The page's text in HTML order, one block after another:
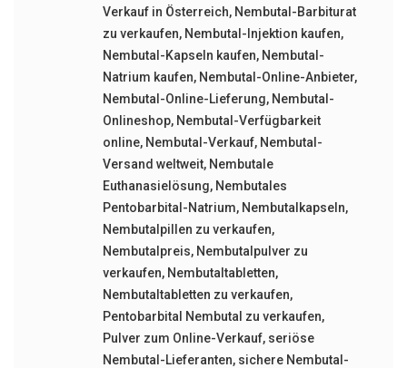
Verkauf in Österreich, Nembutal-Barbiturat
zu verkaufen, Nembutal-Injektion kaufen,
Nembutal-Kapseln kaufen, Nembutal-
Natrium kaufen, Nembutal-Online-Anbieter,
Nembutal-Online-Lieferung, Nembutal-
Onlineshop, Nembutal-Verfügbarkeit
online, Nembutal-Verkauf, Nembutal-
Versand weltweit, Nembutale
Euthanasielösung, Nembutales
Pentobarbital-Natrium, Nembutalkapseln,
Nembutalpillen zu verkaufen,
Nembutalpreis, Nembutalpulver zu
verkaufen, Nembutaltabletten,
Nembutaltabletten zu verkaufen,
Pentobarbital Nembutal zu verkaufen,
Pulver zum Online-Verkauf, seriöse
Nembutal-Lieferanten, sichere Nembutal-